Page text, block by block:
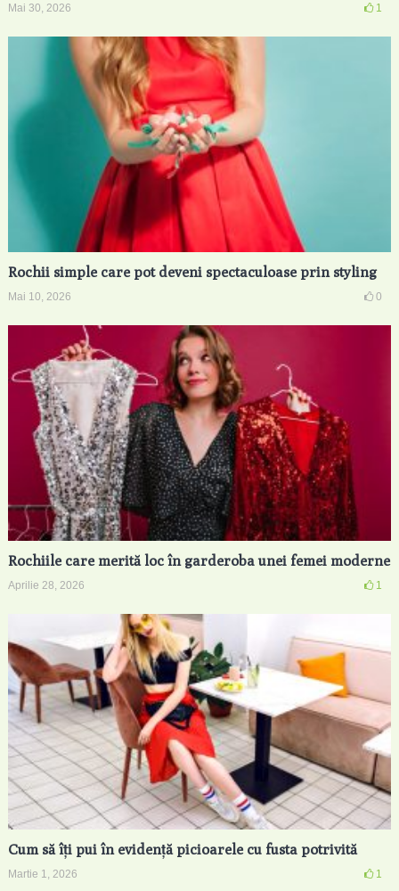
Mai 30, 2026 1
Rochii simple care pot deveni spectaculoase prin styling
Mai 10, 2026 0
Rochiile care merită loc în garderoba unei femei moderne
Aprilie 28, 2026 1
Cum să îți pui în evidență picioarele cu fusta potrivită
Martie 1, 2026 1